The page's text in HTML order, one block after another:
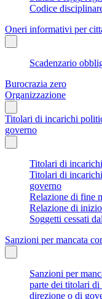
Codice
Oneri informativi per
Scadenzario
Burocrazia zero
Organizzazione
Titolari di incarichi
governo
Titolari di
Titolari di
governo
Relazione di fine
Relazione di
Soggetti cessati
Sanzioni per mancata
Sanzioni per
parte dei titolari
direzione o di